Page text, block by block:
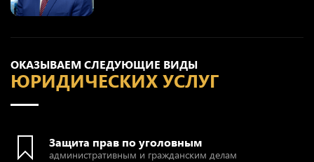
ОКАЗЫВАЕМ СЛЕДУЮЩИЕ ВИДЫ
ЮРИДИЧЕСКИХ УСЛУГ
Защита прав по уголовным
административным и гражданским делам